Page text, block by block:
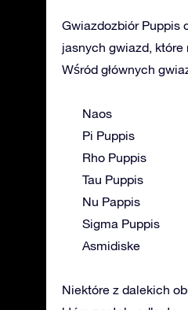
Gwiazdozbiór Puppis
jasnych gwiazd, które
Wśród głównych
Naos
Pi Puppis
Rho Puppis
Tau Puppis
Nu Pappis
Sigma Puppis
Asmidiske
Niektóre z dalekich